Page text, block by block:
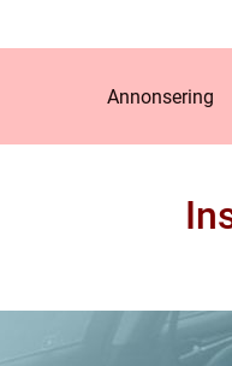
Annonsering